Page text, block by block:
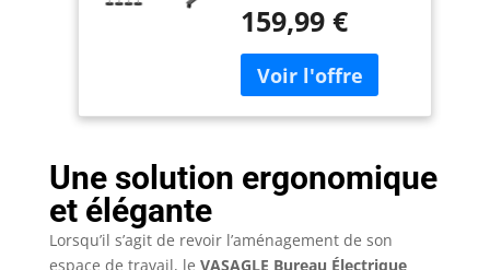
Continu, Support
Écran, Multiprise,
Crochet, Fonction
Mémoire, Marron
Rustique
entre 72 et 120 cm.
Trouvez la posture
idéale. En plus, 3
hauteurs peuvent être
Rangement et
l'étagère surélevée, se
trouvent 2 tiroirs pour
159,99 €
Une solution ergonomique
et élégante
Lorsqu’il s’agit de revoir l’aménagement de son
espace de travail, le VASAGLE Bureau Électrique